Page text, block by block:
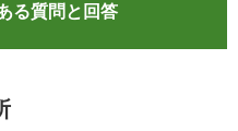
る質問と回答